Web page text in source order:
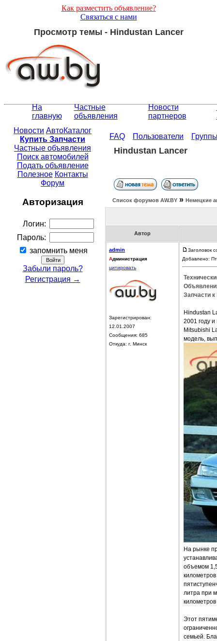
Как разместить объявление?
Связаться с нами
Просмотр темы - Hindustan Lancer
На
главную
Частные
объявления
Новости
партнеров
Новости АвтоКаталог
Купить Запчасти
Частные объявления
Поиск автомобилей
Подать объявление
Полезное Контакты
Форум
Авторизация
Логин:
Пароль:
запомнить меня
Забыли пароль?
Регистрация →
FAQ Пользователи
Hindustan Lancer
Список форумов АW.BY » Немецкие
Автор
admin
Администрация
цитировать
Зарегистрирован:
12.01.2007
Сообщения: 685
Откуда: г. Минск
Заголовок
Добавлено:
Запчасти
Hindustan
2001 году
Mitsubishi
модель,
На рынке
объемом
километров
литра при
Этот
семьей.